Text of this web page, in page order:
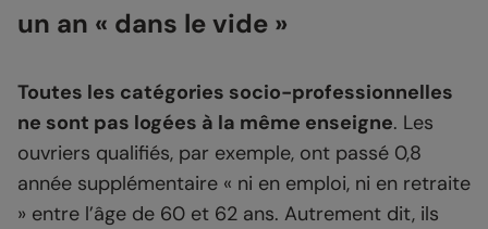
un an « dans le vide »
Toutes les catégories socio-professionnelles
ne sont pas logées à la même enseigne. Les
ouvriers qualifiés, par exemple, ont passé 0,8
année supplémentaire « ni en emploi, ni en retraite
» entre l’âge de 60 et 62 ans. Autrement dit, ils